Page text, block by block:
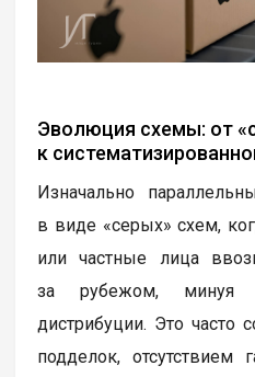
Эволюция схемы: от
к
Изначально
в виде «серых» схем,
или частные лица
за рубежом, минуя
дистрибуции. Это часто
подделок, отсутствием